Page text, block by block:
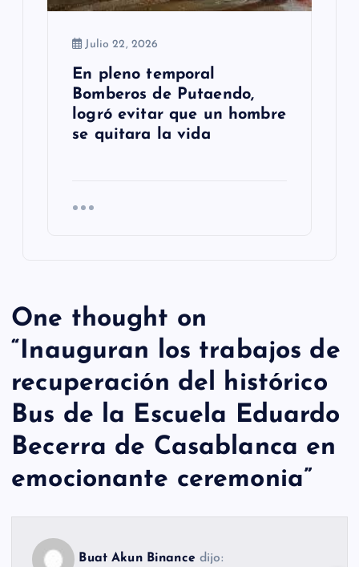
Julio 22, 2026
En pleno temporal
Bomberos de Putaendo,
logró evitar que un hombre
se quitara la vida
One thought on
“Inauguran los trabajos de
recuperación del histórico
Bus de la Escuela Eduardo
Becerra de Casablanca en
emocionante ceremonia”
Buat Akun Binance dijo: